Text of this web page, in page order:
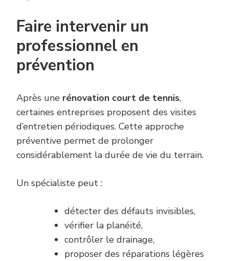
Faire intervenir un
professionnel en
prévention
Après une rénovation court de tennis,
certaines entreprises proposent des visites
d’entretien périodiques. Cette approche
préventive permet de prolonger
considérablement la durée de vie du terrain.
Un spécialiste peut :
détecter des défauts invisibles,
vérifier la planéité,
contrôler le drainage,
proposer des réparations légères